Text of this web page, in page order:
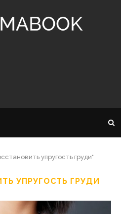
упругость груди"
УПРУГОСТЬ ГРУДИ